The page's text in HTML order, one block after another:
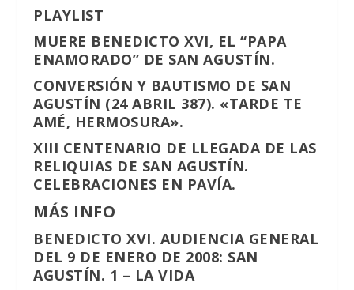
PLAYLIST
MUERE BENEDICTO XVI, EL “PAPA
ENAMORADO” DE SAN AGUSTÍN.
CONVERSIÓN Y BAUTISMO DE SAN
AGUSTÍN (24 ABRIL 387). «TARDE TE
AMÉ, HERMOSURA».
XIII CENTENARIO DE LLEGADA DE LAS
RELIQUIAS DE SAN AGUSTÍN.
CELEBRACIONES EN PAVÍA.
MÁS INFO
BENEDICTO XVI. AUDIENCIA GENERAL
DEL 9 DE ENERO DE 2008: SAN
AGUSTÍN. 1 – LA VIDA